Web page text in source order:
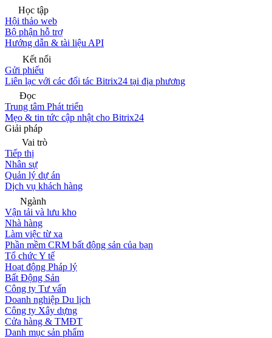
Học tập
Hội thảo web
Bộ phận hỗ trợ
Hướng dẫn & tài liệu API
Kết nối
Gửi phiếu
Liên lạc với các đối tác Bitrix24 tại địa phương
Đọc
Trung tâm Phát triển
Mẹo & tin tức cập nhật cho Bitrix24
Giải pháp
Vai trò
Tiếp thị
Nhân sự
Quản lý dự án
Dịch vụ khách hàng
Ngành
Vận tải và lưu kho
Nhà hàng
Làm việc từ xa
Phần mềm CRM bất động sản của bạn
Tổ chức Y tế
Hoạt động Pháp lý
Bất Động Sản
Công ty Tư vấn
Doanh nghiệp Du lịch
Công ty Xây dựng
Cửa hàng & TMĐT
Danh mục sản phẩm